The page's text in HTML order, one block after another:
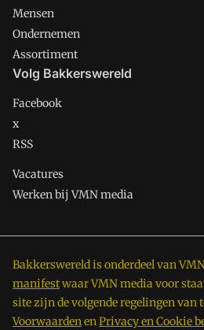
Mensen
Ondernemen
Assortiment
Volg Bakkerswereld
Facebook
x
RSS
Vacatures
Werken bij VMN media
Bakkerswereld is onderdeel van
manifestwaar VMN media voor
site zijn de volgende regelingen van
VoorwaardenenPrivacy en Cookie